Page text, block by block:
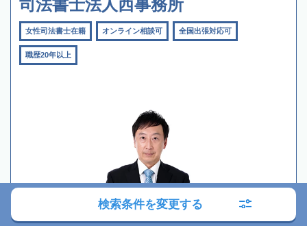
司法書士法人西事務所
女性司法書士在籍 オンライン相談可 全国出張対応可
職歴20年以上
検索条件を変更する